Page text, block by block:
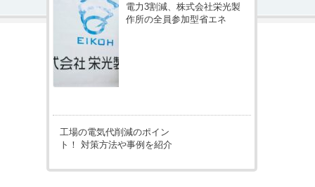
電力3割減、株式会社栄光製
作所の全員参加型省エネ
工場の電気代削減のポイン
ト！ 対策方法や事例を紹介